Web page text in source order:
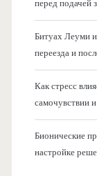
перед подачей
Битуах Леуми и
переезда и
Как стресс
самочувствии
Бионические
настройке